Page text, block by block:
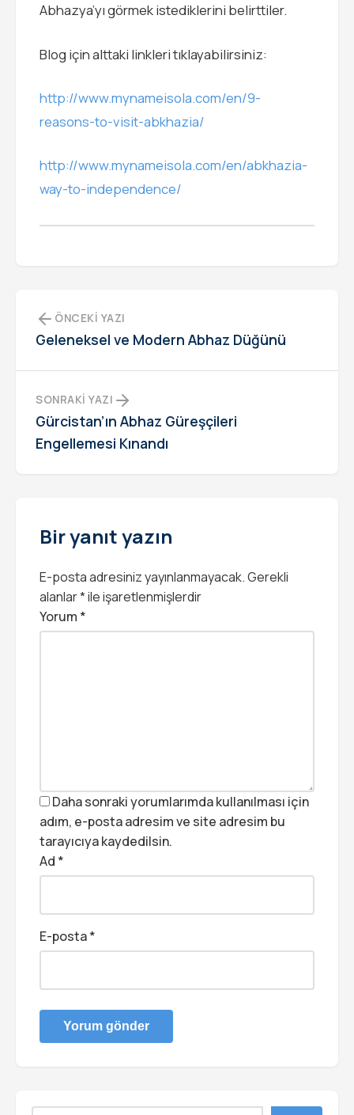
Abhazya’yı görmek istediklerini belirttiler.
Blog için alttaki linkleri tıklayabilirsiniz:
http://www.mynameisola.com/en/9-
reasons-to-visit-abkhazia/
http://www.mynameisola.com/en/abkhazia-
way-to-independence/
ÖNCEKI YAZI
Geleneksel ve Modern Abhaz Düğünü
SONRAKI YAZI
Gürcistan’ın Abhaz Güreşçileri
Engellemesi Kınandı
Bir yanıt yazın
E-posta adresiniz yayınlanmayacak.Gerekli
alanlar*ile işaretlenmişlerdir
Yorum *
Daha sonraki yorumlarımda kullanılması için
adım, e-posta adresim ve site adresim bu
tarayıcıya kaydedilsin.
Ad *
E-posta*